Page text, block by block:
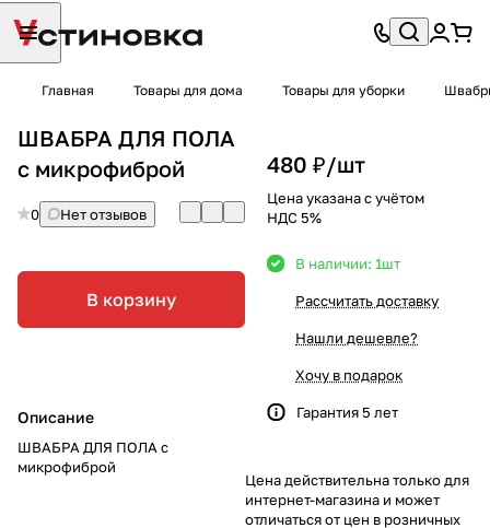
Главная Товары для дома Товары для уборки
ШВАБРА ДЛЯ ПОЛА
с микрофиброй
0 Нет отзывов
В корзину
Описание
ШВАБРА ДЛЯ ПОЛА с
микрофиброй
480 ₽/шт
Цена указана с учётом
НДС 5%
В наличии: 1шт
Рассчитать доставку
Нашли дешевле?
Хочу в подарок
Гарантия 5 лет
Цена действительна только для
интернет-магазина и может
отличаться от цен в розничных